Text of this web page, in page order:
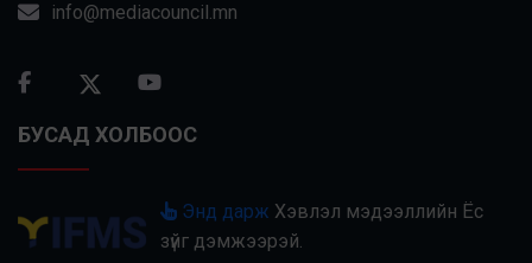
info@mediacouncil.mn
БУСАД ХОЛБООС
Энд дарж Хэвлэл мэдээллийн Ёс
зүйг дэмжээрэй.